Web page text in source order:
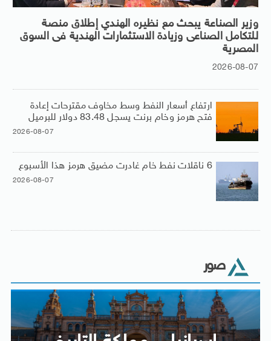
وزير الصناعة يبحث مع نظيره الهندي إطلاق منصة
للتكامل الصناعى وزيادة الاستثمارات الهندية فى السوق
المصرية
2026-08-07
ارتفاع أسعار النفط وسط مخاوف مقترحات إعادة
فتح هرمز وخام برنت يسجل 83.48 دولار للبرميل
2026-08-07
6 ناقلات نفط خام غادرت مضيق هرمز هذا الأسبوع
2026-08-07
صور